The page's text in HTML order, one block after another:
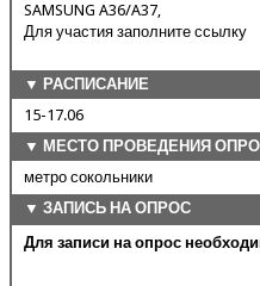
SAMSUNG A36/A37,
Для участия заполните ссылку
▼ РАСПИСАНИЕ
15-17.06
▼ МЕСТО ПРОВЕДЕНИЯ
метро сокольники
▼ ЗАПИСЬ НА ОПРОС
Для записи на опрос